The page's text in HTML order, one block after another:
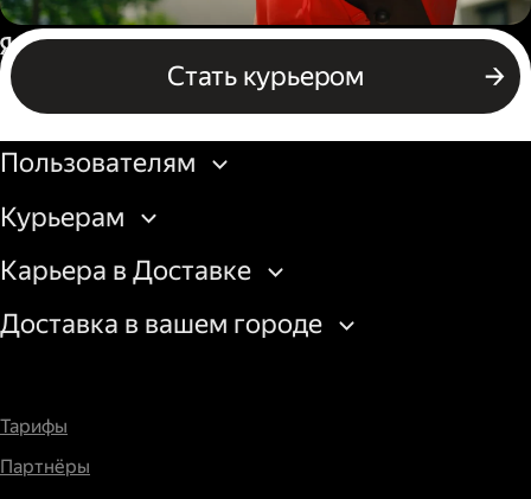
Пеший курьер
Стать курьером
Россия
Бизнесу
Пользователям
Курьерам
Карьера в Доставке
Доставка в вашем городе
Тарифы
Партнёры